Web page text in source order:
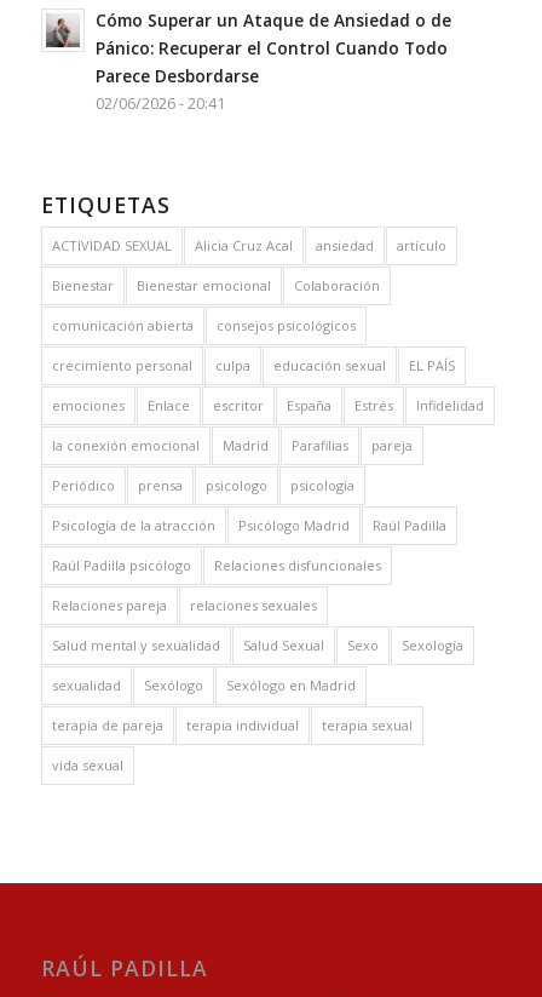
Cómo Superar un Ataque de Ansiedad o de
Pánico: Recuperar el Control Cuando Todo
Parece Desbordarse
02/06/2026 - 20:41
ETIQUETAS
ACTIVIDAD SEXUAL Alicia Cruz Acal ansiedad artículo
Bienestar Bienestar emocional Colaboración
comunicación abierta consejos psicológicos
crecimiento personal culpa educación sexual EL PAÍS
emociones Enlace escritor España Estrés Infidelidad
la conexión emocional Madrid Parafilias pareja
Periódico prensa psicologo psicología
Psicología de la atracción Psicólogo Madrid Raúl Padilla
Raúl Padilla psicólogo Relaciones disfuncionales
Relaciones pareja relaciones sexuales
Salud mental y sexualidad Salud Sexual Sexo Sexología
sexualidad Sexólogo Sexólogo en Madrid
terapia de pareja terapia individual terapia sexual
vida sexual
RAÚL PADILLA